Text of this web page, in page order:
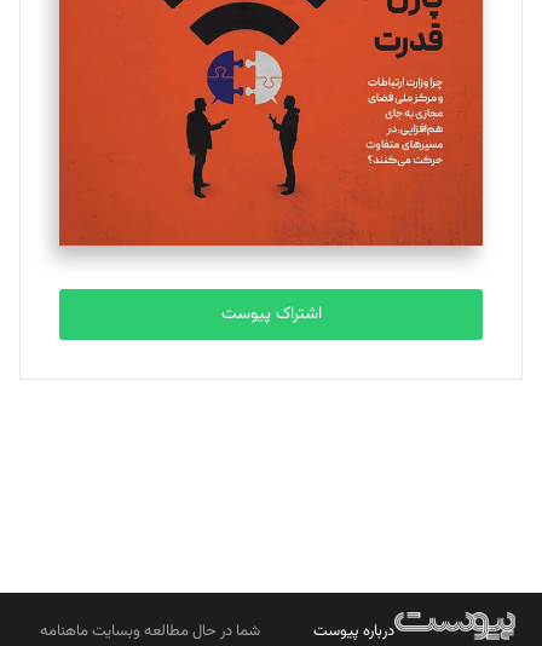
تحریریه
ملینا جعفری
تحریریه
مصطفی مسجدی آرانی
تحریریه
بابک نقاش
تحریریه
اشتراک پیوست
درباره پیوست
شما در حال مطالعه وبسایت ماهنامه